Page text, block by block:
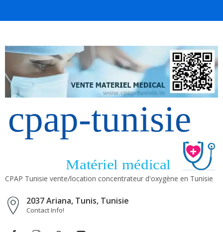
CPAP Tunisie vente/location concentrateur d'oxygène en Tunisie
2037 Ariana, Tunis, Tunisie
Contact Info!